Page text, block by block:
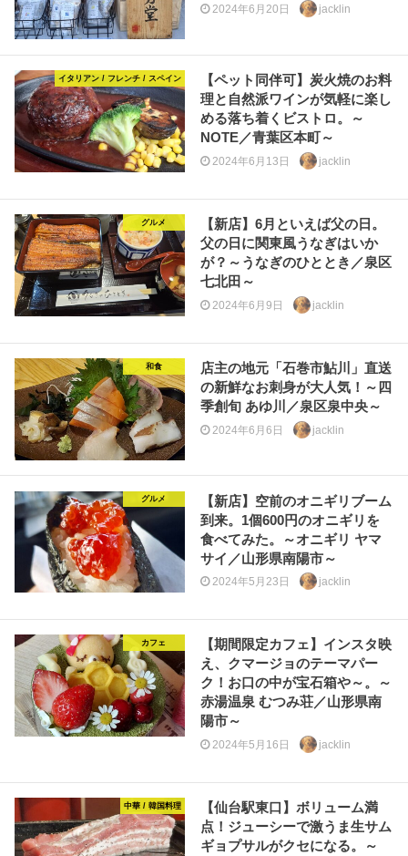
2024年6月20日 jacklin
イタリアン / フレンチ / スペイン
【ペット同伴可】炭火焼のお料
理と自然派ワインが気軽に楽し
める落ち着くビストロ。～
NOTE／青葉区本町～
2024年6月13日 jacklin
グルメ
【新店】6月といえば父の日。
父の日に関東風うなぎはいか
が？～うなぎのひととき／泉区
七北田～
2024年6月9日 jacklin
和食
店主の地元「石巻市鮎川」直送
の新鮮なお刺身が大人気！～四
季創旬 あゆ川／泉区泉中央～
2024年6月6日 jacklin
グルメ
【新店】空前のオニギリブーム
到来。1個600円のオニギリを
食べてみた。～オニギリ ヤマ
サイ／山形県南陽市～
2024年5月23日 jacklin
カフェ
【期間限定カフェ】インスタ映
え、クマージョのテーマパー
ク！お口の中が宝石箱や～。～
赤湯温泉 むつみ荘／山形県南
陽市～
2024年5月16日 jacklin
中華 / 韓国料理
【仙台駅東口】ボリューム満
点！ジューシーで激うま生サム
ギョプサルがクセになる。～